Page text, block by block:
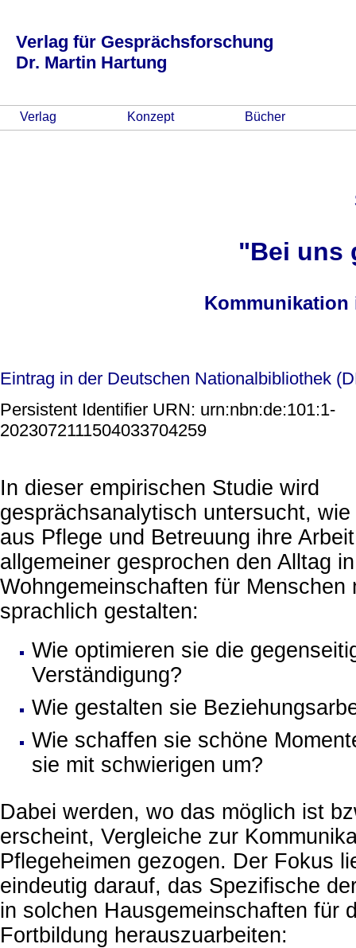
Verlag für Gesprächsforschung
Dr. Martin Hartung
Verlag Konzept Bücher
"Bei uns
Kommunikation
Eintrag in der Deutschen Nationalbibliothek
Persistent Identifier URN: urn:nbn:de:101:1-
2023072111504033704259
In dieser empirischen Studie wird
gesprächsanalytisch untersucht,
aus Pflege und Betreuung ihre
allgemeiner gesprochen den Alltag in
Wohngemeinschaften für Menschen
sprachlich gestalten:
Wie optimieren sie die
Verständigung?
Wie gestalten sie
Wie schaffen sie schöne
sie mit schwierigen um?
Dabei werden, wo das möglich ist
erscheint, Vergleiche zur
Pflegeheimen gezogen. Der Fokus
eindeutig darauf, das Spezifische
in solchen Hausgemeinschaften für
Fortbildung herauszuarbeiten: